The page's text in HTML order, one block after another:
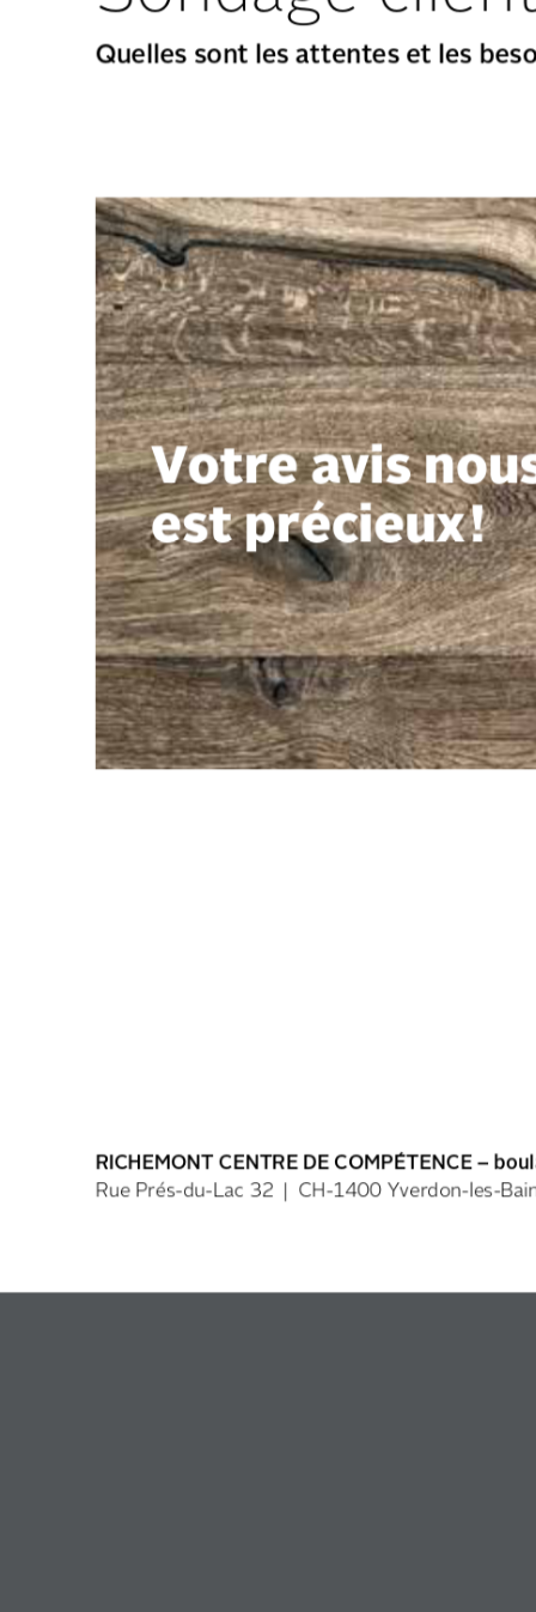
Quelles sont les attentes et les
Votre avis
est précieux !
RICHEMONT CENTRE DE COMPÉTENCE –
Rue Prés-du-Lac 32 | CH-1400 Yverdon-les-